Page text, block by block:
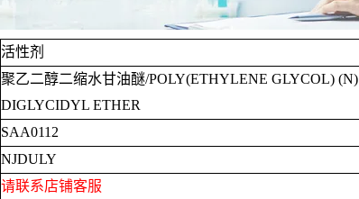
活性剂
聚乙二醇二缩水甘油醚/POLY(ETHYLENE GLYCOL) (N)
DIGLYCIDYL ETHER
SAA0112
NJDULY
请联系店铺客服